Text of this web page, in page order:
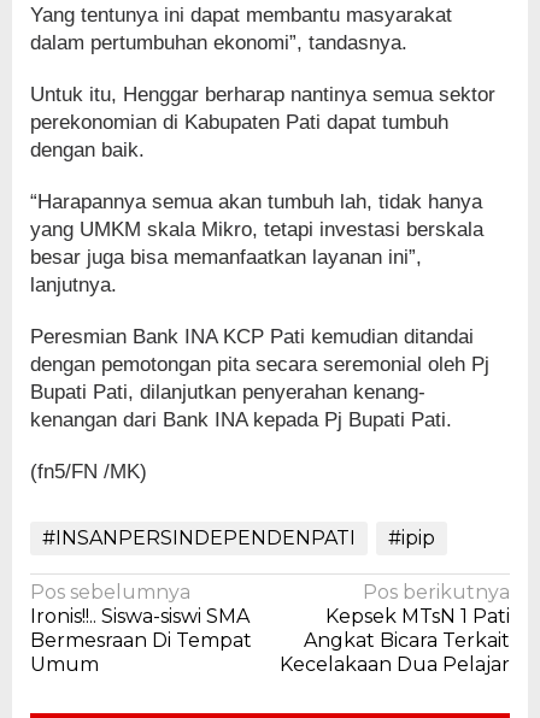
Yang tentunya ini dapat membantu masyarakat
dalam pertumbuhan ekonomi”, tandasnya.
Untuk itu, Henggar berharap nantinya semua sektor
perekonomian di Kabupaten Pati dapat tumbuh
dengan baik.
“Harapannya semua akan tumbuh lah, tidak hanya
yang UMKM skala Mikro, tetapi investasi berskala
besar juga bisa memanfaatkan layanan ini”,
lanjutnya.
Peresmian Bank INA KCP Pati kemudian ditandai
dengan pemotongan pita secara seremonial oleh Pj
Bupati Pati, dilanjutkan penyerahan kenang-
kenangan dari Bank INA kepada Pj Bupati Pati.
(fn5/FN /MK)
#INSANPERSINDEPENDENPATI #ipip
Navigasi
pos
Pos sebelumnya
Ironis!!.. Siswa-siswi SMA
Bermesraan Di Tempat
Umum
Pos berikutnya
Kepsek MTsN 1 Pati
Angkat Bicara Terkait
Kecelakaan Dua Pelajar